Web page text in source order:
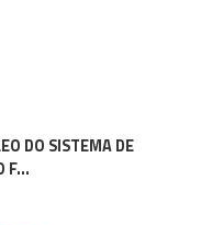
DO SISTEMA DE
F...